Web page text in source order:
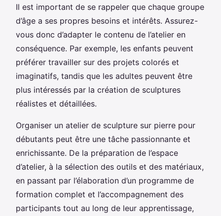
Il est important de se rappeler que chaque groupe
d’âge a ses propres besoins et intérêts. Assurez-
vous donc d’adapter le contenu de l’atelier en
conséquence. Par exemple, les enfants peuvent
préférer travailler sur des projets colorés et
imaginatifs, tandis que les adultes peuvent être
plus intéressés par la création de sculptures
réalistes et détaillées.
Organiser un atelier de sculpture sur pierre pour
débutants peut être une tâche passionnante et
enrichissante. De la préparation de l’espace
d’atelier, à la sélection des outils et des matériaux,
en passant par l’élaboration d’un programme de
formation complet et l’accompagnement des
participants tout au long de leur apprentissage,